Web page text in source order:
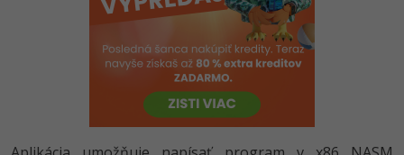
Python -80%
JavaScript -80%